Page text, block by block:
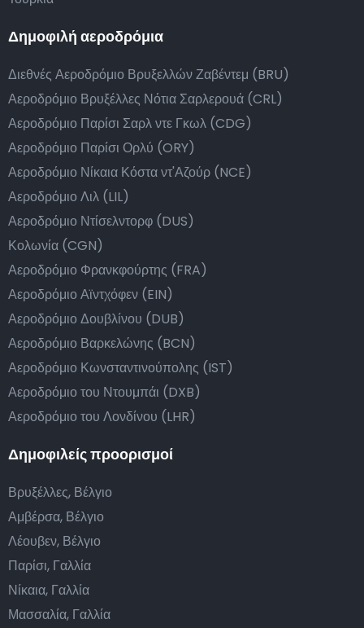
Δημοφιλή αεροδρόμια
Διεθνές Αεροδρόμιο Βρυξελλών Ζαβέντεμ (BRU)
Αεροδρόμιο Βρυξέλλες Νότια Σαρλερουά (CRL)
Αεροδρόμιο Παρίσι Σαρλ ντε Γκωλ (CDG)
Αεροδρόμιο Παρίσι Ορλύ (ORY)
Αεροδρόμιο Νίκαια Κόστα ντ'Αζούρ (NCE)
Αεροδρόμιο Λιλ (LIL)
Αεροδρόμιο Ντίσελντορφ (DUS)
Κολωνία (CGN)
Αεροδρόμιο Φρανκφούρτης (FRA)
Αεροδρόμιο Αϊντχόφεν (EIN)
Αεροδρόμιο Δουβλίνου (DUB)
Αεροδρόμιο Βαρκελώνης (BCN)
Αεροδρόμιο Κωνσταντινούπολης (IST)
Αεροδρόμιο του Ντουμπάι (DXB)
Αεροδρόμιο του Λονδίνου (LHR)
Δημοφιλείς προορισμοί
Βρυξέλλες, Βέλγιο
Αμβέρσα, Βέλγιο
Λέουβεν, Βέλγιο
Παρίσι, Γαλλία
Νίκαια, Γαλλία
Μασσαλία, Γαλλία